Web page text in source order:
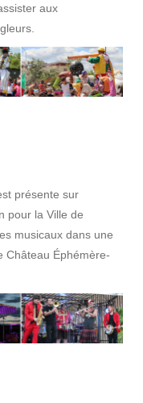
aux
présente sur
pour la Ville de
musicaux dans une
Château Éphémère-